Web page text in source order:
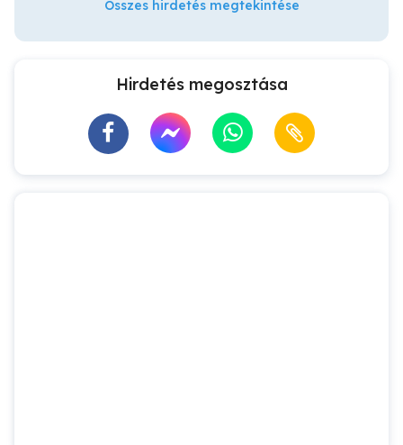
Összes hirdetés megtekintése
Hirdetés megosztása